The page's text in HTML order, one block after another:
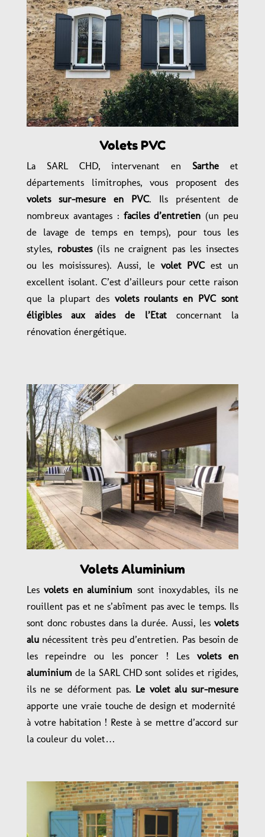
Volets PVC
La SARL CHD, intervenant enSarthe et
départements limitrophes, vous proposent des
volets sur-mesure en PVC. Ils présentent de
nombreux avantages : faciles d’entretien (un peu
de lavage de temps en temps), pour tous les
styles, robustes(ils ne craignent pas les insectes
ou les moisissures). Aussi, le volet PVCest un
excellent isolant. C’est d’ailleurs pour cette raison
que la plupart des volets roulants en PVC sont
éligibles aux aides de l’Etatconcernant la
rénovation énergétique.
Volets Aluminium
Lesvolets en aluminium sont inoxydables, ils ne
rouillent pas et ne s’abîment pas avec le temps. Ils
sont donc robustes dans la durée. Aussi, lesvolets
alunécessitent très peu d’entretien. Pas besoin de
les repeindre ou les poncer ! Les volets en
aluminium de la SARL CHD sont solides et rigides,
ils ne se déforment pas. Le volet alu sur-mesure
apporte une vraie touche de design et modernité
à votre habitation ! Reste à se mettre d’accord sur
la couleur du volet…